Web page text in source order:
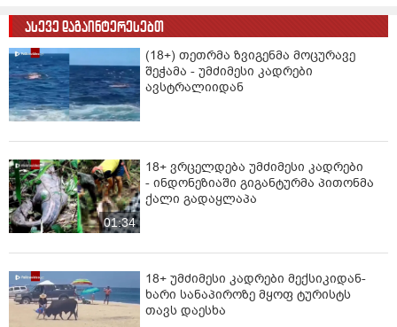
ასევე დაგაინტერესებთ
(18+) თეთრმა ზვიგენმა მოცურავე
შეჭამა - უმძიმესი კადრები
ავსტრალიიდან
01:34
18+ ვრცელდება უმძიმესი კადრები
- ინდონეზიაში გიგანტურმა პითონმა
ქალი გადაყლაპა
18+ უმძიმესი კადრები მექსიკიდან-
ხარი სანაპიროზე მყოფ ტურისტს
თავს დაესხა